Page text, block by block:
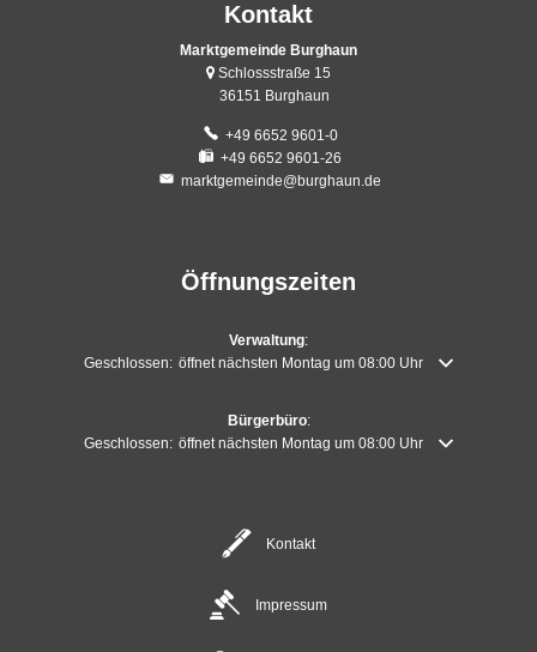
Kontakt
Marktgemeinde Burghaun
Schlossstraße 15
36151 Burghaun
+49 6652 9601-0
+49 6652 9601-26
marktgemeinde@burghaun.de
Öffnungszeiten
Verwaltung:
Klicken, um weitere Öffnungs- oder Schließzeiten auszublenden
Geschlossen: öffnet nächsten Montag um 08:00 Uhr
Bürgerbüro:
Klicken, um weitere Öffnungs- oder Schließzeiten auszublenden
Geschlossen: öffnet nächsten Montag um 08:00 Uhr
Kontakt
Impressum